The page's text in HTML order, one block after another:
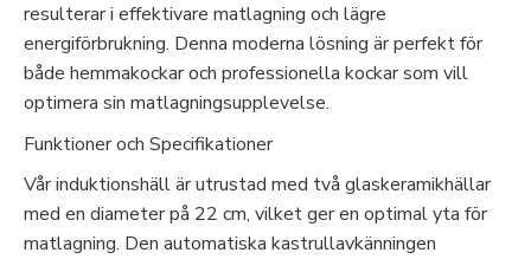
resulterar i effektivare matlagning och lägre
energiförbrukning. Denna moderna lösning är perfekt för
både hemmakockar och professionella kockar som vill
optimera sin matlagningsupplevelse.
Funktioner och Specifikationer
Vår induktionshäll är utrustad med två glaskeramikhällar
med en diameter på 22 cm, vilket ger en optimal yta för
matlagning. Den automatiska kastrullavkänningen